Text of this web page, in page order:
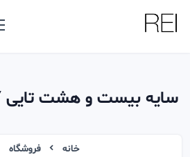
سایه بیست و هشت تایی LURA BEAUTY
خانه
فروشگاه